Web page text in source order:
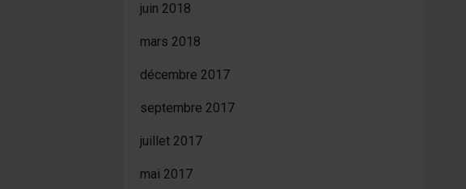
juin 2018
mars 2018
décembre 2017
septembre 2017
juillet 2017
mai 2017